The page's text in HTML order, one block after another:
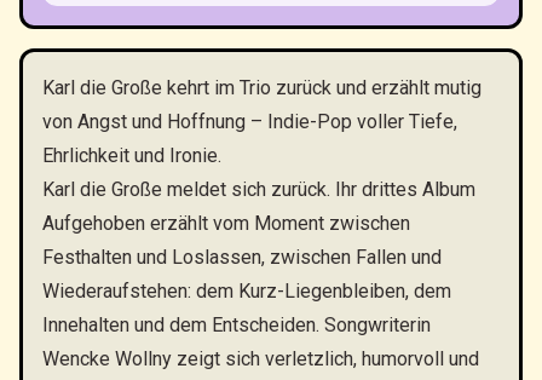
Karl die Große kehrt im Trio zurück und erzählt mutig
von Angst und Hoffnung – Indie-Pop voller Tiefe,
Ehrlichkeit und Ironie.
Karl die Große meldet sich zurück. Ihr drittes Album
Aufgehoben erzählt vom Moment zwischen
Festhalten und Loslassen, zwischen Fallen und
Wiederaufstehen: dem Kurz-Liegenbleiben, dem
Innehalten und dem Entscheiden. Songwriterin
Wencke Wollny zeigt sich verletzlich, humorvoll und